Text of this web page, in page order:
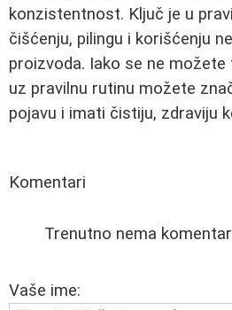
konzistentnost. Ključ je u
čišćenju, pilingu i korišćenju
proizvoda. Iako se ne
uz pravilnu rutinu možete
pojavu i imati čistiju, zdraviju
Komentari
Trenutno nema
Vaše ime: